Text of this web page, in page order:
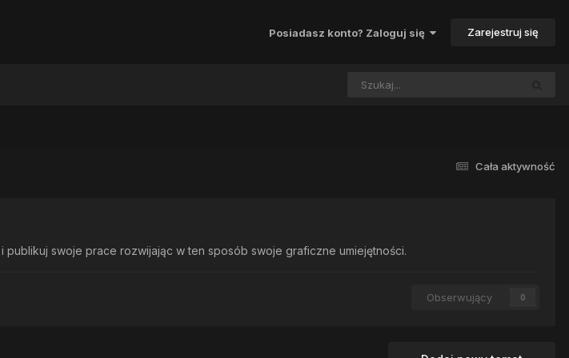
Posiadasz konto? Zaloguj się Zarejestruj się
Cała aktywność
swoje prace rozwijając w ten sposób swoje graficzne umiejętności.
Obserwujący 0